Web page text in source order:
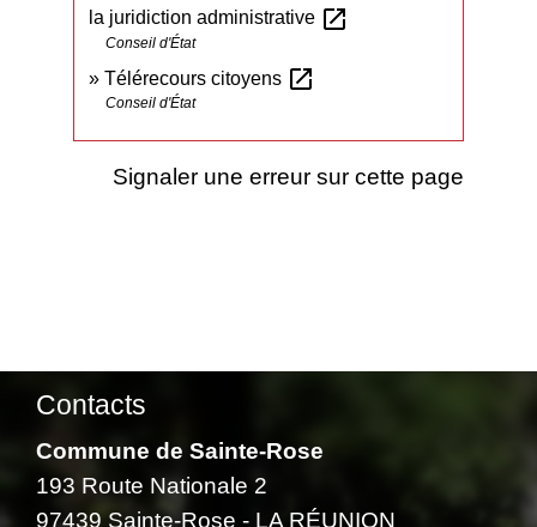
la juridiction administrative open_in_new
Conseil d'État
Télérecours citoyens open_in_new
Conseil d'État
Signaler une erreur sur cette page
Contacts
Commune de Sainte-Rose
193 Route Nationale 2
97439 Sainte-Rose - LA RÉUNION